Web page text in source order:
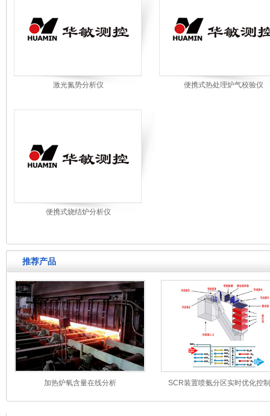
激光氮势分析仪 便携式热处理炉气校验仪
便携式烧结炉分析仪
推荐产品
加热炉氧含量在线分析 SCR装置喷氨分区实时优化控